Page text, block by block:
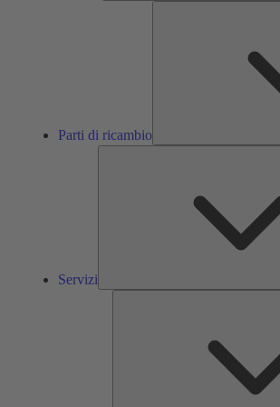
Parti di ricambio
Servizi